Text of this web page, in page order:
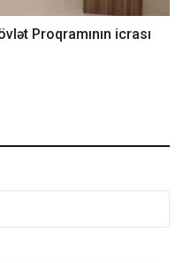
Proqramının icrası